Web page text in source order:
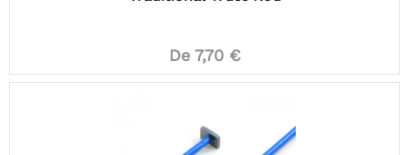
De 7,70 €